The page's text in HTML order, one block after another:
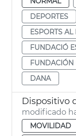
DEPORTES
ESPORTS AL
FUNDACIÓ
FUNDACIÓN
DANA
modificado
MOVILIDAD